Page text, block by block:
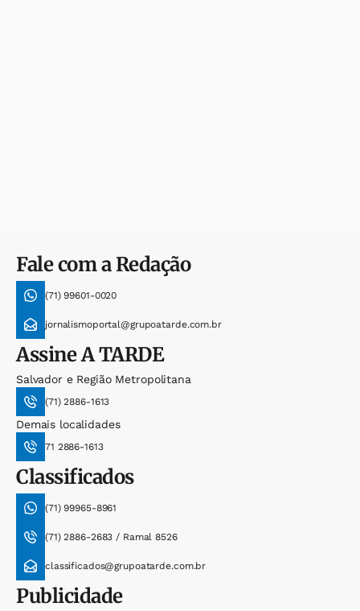
Fale com a Redação
(71) 99601-0020
jornalismoportal@grupoatarde.com.br
AssineA TARDE
Salvador e Região Metropolitana
(71) 2886-1613
Demais localidades
71 2886-1613
Classificados
(71) 99965-8961
(71) 2886-2683 / Ramal 8526
classificados@grupoatarde.com.br
Publicidade